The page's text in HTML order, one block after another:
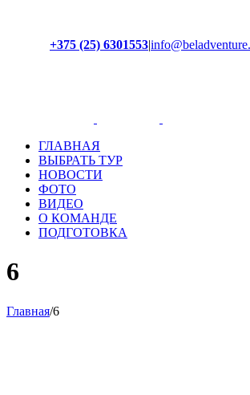
+375 (25) 6301553|
ГЛАВНАЯ
ВЫБРАТЬ ТУР
НОВОСТИ
ФОТО
ВИДЕО
О КОМАНДЕ
ПОДГОТОВКА
6
Главная/6